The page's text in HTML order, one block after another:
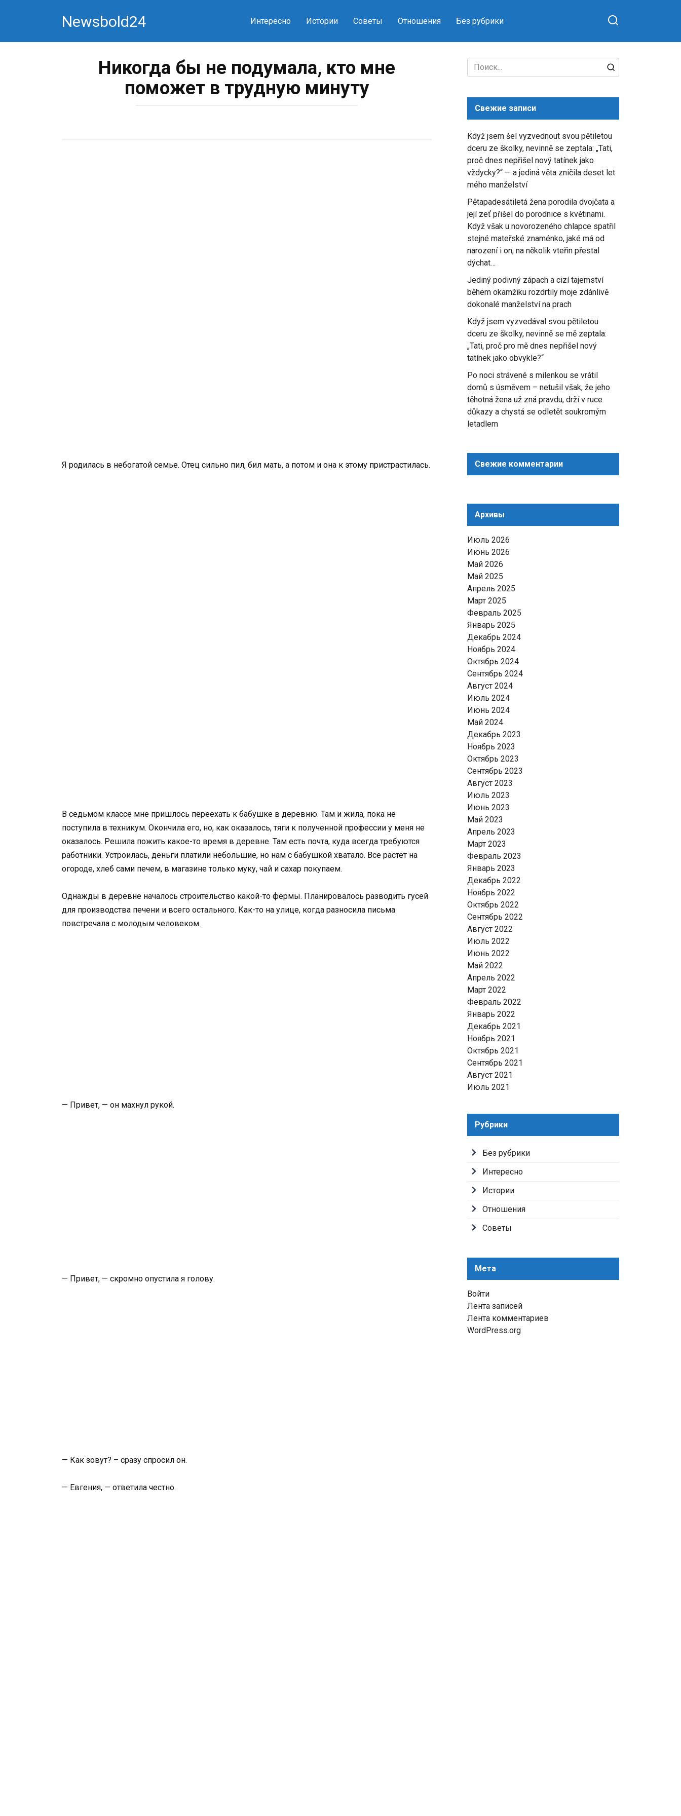
Newsbold24 Интересно Истории Советы Отношения Без рубрики
Никогда бы не подумала, кто мне
поможет в трудную минуту
Я родилась в небогатой семье. Отец сильно пил, бил мать, а потом и она к этому пристрастилась.
В седьмом классе мне пришлось переехать к бабушке в деревню. Там и жила, пока не
поступила в техникум. Окончила его, но, как оказалось, тяги к полученной профессии у меня не
оказалось. Решила пожить какое-то время в деревне. Там есть почта, куда всегда требуются
работники. Устроилась, деньги платили небольшие, но нам с бабушкой хватало. Все растет на
огороде, хлеб сами печем, в магазине только муку, чай и сахар покупаем.
Однажды в деревне началось строительство какой-то фермы. Планировалось разводить гусей
для производства печени и всего остального. Как-то на улице, когда разносила письма
повстречала с молодым человеком.
— Привет, — он махнул рукой.
— Привет, — скромно опустила я голову.
— Как зовут? – сразу спросил он.
— Евгения, — ответила честно.
Search
for:
Свежие записи
Když jsem šel vyzvednout svou pětiletou
dceru ze školky, nevinně se zeptala: „Tati,
proč dnes nepřišel nový tatínek jako
vždycky?“ — a jediná věta zničila deset let
mého manželství
Pětapadesátiletá žena porodila dvojčata a
její zeť přišel do porodnice s květinami.
Když však u novorozeného chlapce spatřil
stejné mateřské znaménko, jaké má od
narození i on, na několik vteřin přestal
dýchat…
Jediný podivný zápach a cizí tajemství
během okamžiku rozdrtily moje zdánlivě
dokonalé manželství na prach
Když jsem vyzvedával svou pětiletou
dceru ze školky, nevinně se mě zeptala:
„Tati, proč pro mě dnes nepřišel nový
tatínek jako obvykle?“
Po noci strávené s milenkou se vrátil
domů s úsměvem – netušil však, že jeho
těhotná žena už zná pravdu, drží v ruce
důkazy a chystá se odletět soukromým
letadlem
Свежие комментарии
Архивы
Июль 2026
Июнь 2026
Май 2026
Май 2025
Апрель 2025
Март 2025
Февраль 2025
Январь 2025
Декабрь 2024
Ноябрь 2024
Октябрь 2024
Сентябрь 2024
Август 2024
Июль 2024
Июнь 2024
Май 2024
Декабрь 2023
Ноябрь 2023
Октябрь 2023
Сентябрь 2023
Август 2023
Июль 2023
Июнь 2023
Май 2023
Апрель 2023
Март 2023
Февраль 2023
Январь 2023
Декабрь 2022
Ноябрь 2022
Октябрь 2022
Сентябрь 2022
Август 2022
Июль 2022
Июнь 2022
Май 2022
Апрель 2022
Март 2022
Февраль 2022
Январь 2022
Декабрь 2021
Ноябрь 2021
Октябрь 2021
Сентябрь 2021
Август 2021
Июль 2021
Рубрики
Без рубрики
Интересно
Истории
Отношения
Советы
Мета
Войти
Лента записей
Лента комментариев
WordPress.org